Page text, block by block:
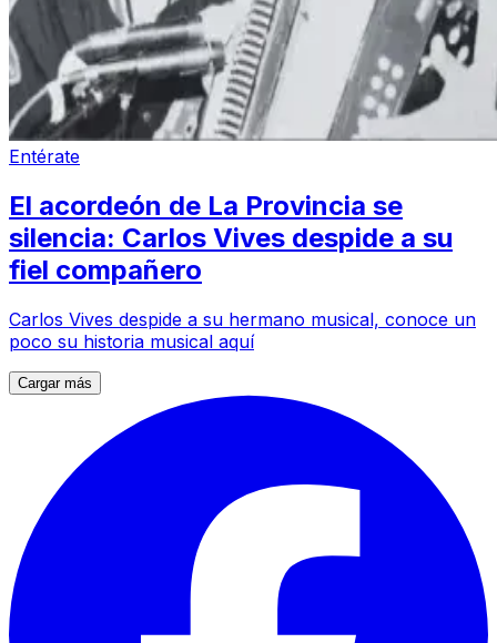
Entérate
El acordeón de La Provincia se
silencia: Carlos Vives despide a su
fiel compañero
Carlos Vives despide a su hermano musical, conoce un
poco su historia musical aquí
Cargar más